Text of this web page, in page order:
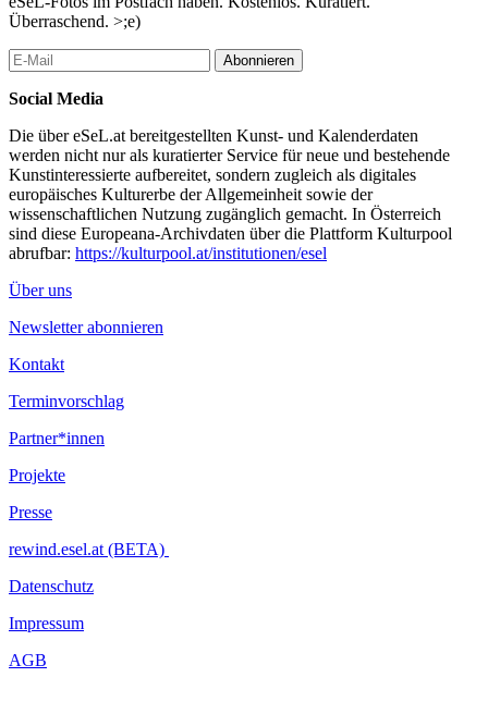
begleitet von synthesizer
auferstehungsthema
würste, rahmherz, kesselfleisch, grammeln, krapfen, …)
20:00 abend-/abschlussessen mit sauschädel
20:51 sonnenuntergangsmusik (synthesizer)
– abfahrt des shuttlebusses nach wien –
21:30 fackelprozession zu einem naheliegenden weinkeller
00:00 betrachten der sterne
Ende | Dienstag, 10. Juni 2025
4:15 sonnenaufgangsmusik (perkussion, synthesizer)
umarmen und küssen sich. das 6-tage-spiel ist zu ende.
...Mehr lesen
Überraschend. >;e)
Abonnieren
Social Media
Die über eSeL.at bereitgestellten Kunst- und Kalenderdaten
werden nicht nur als kuratierter Service für neue und bestehende
Kunstinteressierte aufbereitet, sondern zugleich als digitales
europäisches Kulturerbe der Allgemeinheit sowie der
wissenschaftlichen Nutzung zugänglich gemacht. In Österreich
sind diese Europeana-Archivdaten über die Plattform Kulturpool
abrufbar: https://kulturpool.at/institutionen/esel
Über uns
Newsletter abonnieren
Kontakt
Terminvorschlag
Partner*innen
Projekte
Presse
rewind.esel.at (BETA)
Datenschutz
Impressum
AGB